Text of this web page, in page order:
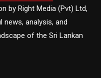
by Right Media (Pvt) Ltd,
analysis, and
of the Sri Lankan